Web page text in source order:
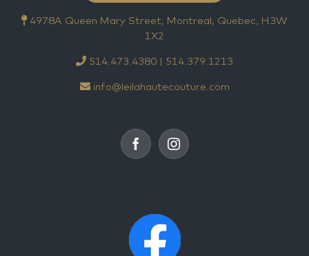
4978A Queen Mary Street, Montreal, Quebec, H3W
1X2
514.473.4380 | 514.379.1213
info@leilahautecouture.com